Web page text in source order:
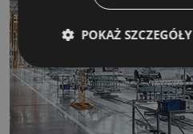
POKAŻ SZCZEGÓŁY